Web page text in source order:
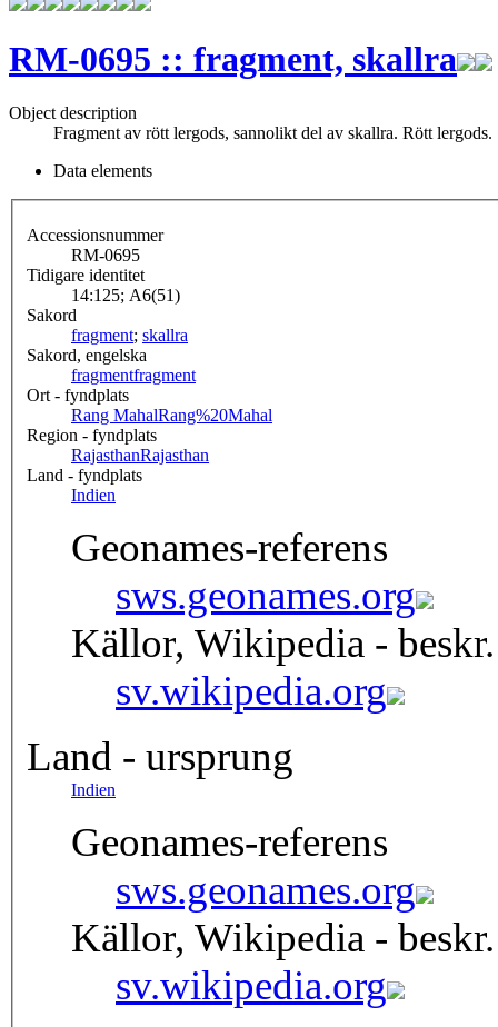
RM-0695 :: fragment, skallra
Object description
Fragment av rött lergods, sannolikt del av skallra. Rött lergods.
Data elements
Accessionsnummer
RM-0695
Tidigare identitet
14:125; A6(51)
Sakord
fragment; skallra
Sakord, engelska
fragmentfragment
Ort - fyndplats
Rang MahalRang%20Mahal
Region - fyndplats
RajasthanRajasthan
Land - fyndplats
Indien
Geonames-referens
sws.geonames.org
Källor, Wikipedia -
sv.wikipedia.org
Land - ursprung
Indien
Geonames-referens
sws.geonames.org
Källor, Wikipedia -
sv.wikipedia.org